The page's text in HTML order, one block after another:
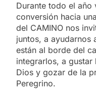
Durante todo el
conversión hacia
del CAMINO nos
juntos, a ayudarnos
están al borde del
integrarlos, a
Dios y gozar de la
Peregrino.